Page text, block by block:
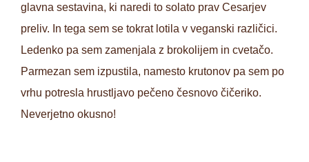
glavna sestavina, ki naredi to solato prav Cesarjev
preliv. In tega sem se tokrat lotila v veganski različici.
Ledenko pa sem zamenjala z brokolijem in cvetačo.
Parmezan sem izpustila, namesto krutonov pa sem po
vrhu potresla hrustljavo pečeno česnovo čičeriko.
Neverjetno okusno!